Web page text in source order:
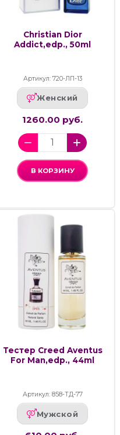
Christian Dior
Addict,edp., 50ml
Артикул: 720-ЛП-13
Женский
1260.00 руб.
В КОРЗИНУ
Тестер Creed Aventus
For Man,edp., 44ml
Артикул: 858-ТД-77
Мужской